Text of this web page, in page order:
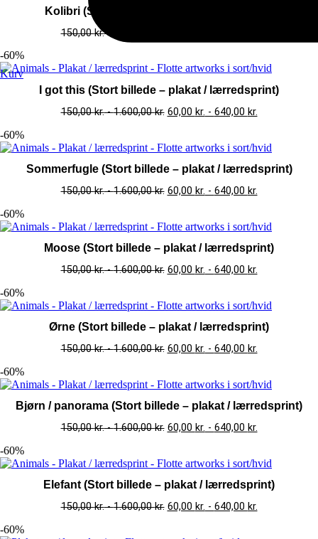
Kurv
Kolibri (Stort billede – plakat / lærredsprint)
150,00kr.-
-60%
I got this (Stort billede – plakat / lærredsprint)
150,00kr.-1.600,00kr. 60,00 kr. - 640,00 kr.
-60%
Sommerfugle (Stort billede – plakat / lærredsprint)
150,00kr.-1.600,00kr. 60,00 kr. - 640,00 kr.
-60%
Moose (Stort billede – plakat / lærredsprint)
150,00kr.-1.600,00kr. 60,00 kr. - 640,00 kr.
-60%
Ørne (Stort billede – plakat / lærredsprint)
150,00kr.-1.600,00kr. 60,00 kr. - 640,00 kr.
-60%
Bjørn / panorama (Stort billede – plakat / lærredsprint)
150,00kr.-1.600,00kr. 60,00 kr. - 640,00 kr.
-60%
Elefant (Stort billede – plakat / lærredsprint)
150,00kr.-1.600,00kr. 60,00 kr. - 640,00 kr.
-60%